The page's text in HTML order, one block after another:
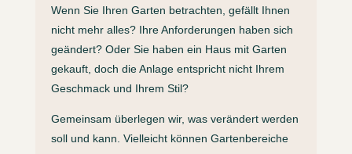
Wenn Sie Ihren Garten betrachten, gefällt Ihnen
nicht mehr alles? Ihre Anforderungen haben sich
geändert? Oder Sie haben ein Haus mit Garten
gekauft, doch die Anlage entspricht nicht Ihrem
Geschmack und Ihrem Stil?
Gemeinsam überlegen wir, was verändert werden
soll und kann. Vielleicht können Gartenbereiche